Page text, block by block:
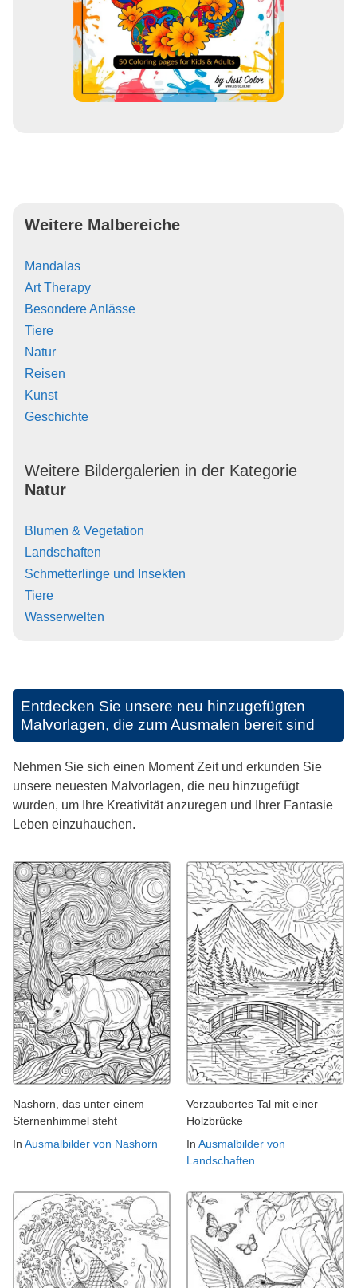
Weitere Malbereiche
Mandalas
Art Therapy
Besondere Anlässe
Tiere
Natur
Reisen
Kunst
Geschichte
Weitere Bildergalerien in der Kategorie
Natur
Blumen & Vegetation
Landschaften
Schmetterlinge und Insekten
Tiere
Wasserwelten
Entdecken Sie unsere neu hinzugefügten
Malvorlagen, die zum Ausmalen bereit sind
Nehmen Sie sich einen Moment Zeit und erkunden Sie
unsere neuesten Malvorlagen, die neu hinzugefügt
wurden, um Ihre Kreativität anzuregen und Ihrer Fantasie
Leben einzuhauchen.
Nashorn, das unter einem
Sternenhimmel steht
In Ausmalbilder von Nashorn
Verzaubertes Tal mit einer
Holzbrücke
In Ausmalbilder von
Landschaften